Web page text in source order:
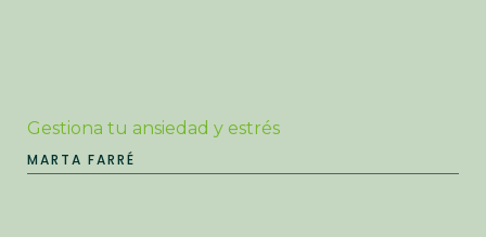
Gestiona tu ansiedad y estrés
MARTA FARRÉ